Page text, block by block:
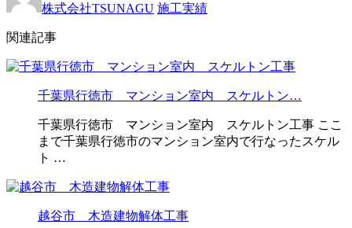
株式会社TSUNAGU 施工実績
関連記事
千葉県行徳市 マンション室内 スケルトン…
千葉県行徳市 マンション室内 スケルトン工事 ここ
まで千葉県行徳市のマンション室内で行なったスケル
ト …
越谷市 木造建物解体工事